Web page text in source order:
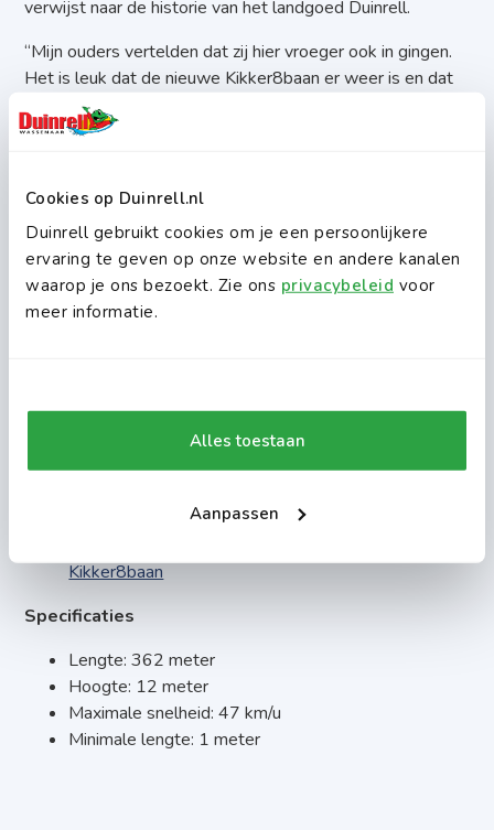
Cookies op Duinrell.nl
Duinrell gebruikt cookies om je een persoonlijkere
ervaring te geven op onze website en andere kanalen
waarop je ons bezoekt. Zie ons privacybeleid voor
meer informatie.
Alles toestaan
Aanpassen
verwijst naar de historie van het landgoed Duinrell.
“Mijn ouders vertelden dat zij hier vroeger ook in gingen.
Het is leuk dat de nieuwe Kikker8baan er weer is en dat
ik hem als één van de eersten mocht testen,” aldus een
enthousiaste jonge bezoeker.
nostalgie en vernieuwing combineert en geschikt is voor
een brede doelgroep.
Dagelijks geopend
Vanaf vandaag is de Kikker8baan dagelijks operationeel
en onderdeel van het reguliere attractieaanbod van
generaties bezoekers ontvangt.
Noot voor de redactie
JpAqr7MPZjCCnvCO
Kikker8baan
Specificaties
Lengte: 362 meter
Hoogte: 12 meter
Maximale snelheid: 47 km/u
Minimale lengte: 1 meter